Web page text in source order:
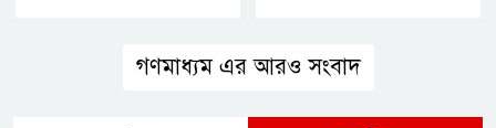
গণমাধ্যম এর আরও সংবাদ